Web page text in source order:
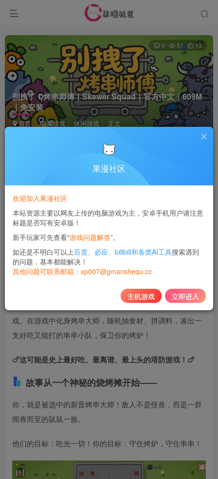
别拽了！烤串师傅｜Skewer Squad｜官方中文｜609M
｜免安装
首页 电脑游戏 休闲游戏 正文
0 51 13
此内容为付费资源，请付费后查看
10
黄金会员免费
《别拽了！烤串师傅》是一款可爱又混乱的塔防Roguelike游
戏。在游戏中化身烤串大师，随机抽食材、拼调料，凑出一
支好吃又能打的串串小队，保卫你的烤炉！
🍗这可能是史上最好吃、最离谱、最上头的塔防游戏！🍗
故事从一个神秘的烧烤摊开始——
你，就是被选中的新晋烤串大师！敌人不是怪兽，而是一群
闻香而至的鼠鼠一族。
他们的目标：吃光一切！你的目标：守住烤炉，守住串串！
果漫社区
欢迎加入果漫社区
本站资源主要以网友上传的电脑游戏为主，安卓手机用户请注意
标题是否写有安卓版！
新手玩家可先查看“游戏问题解答”。
如还是不明白可以上百度、必应、bilibili和各类AI工具搜索遇到
的问题，基本都能解决！
其他问题可联系邮箱：xp007@gmanshequ.cc
主机游戏 立即进入